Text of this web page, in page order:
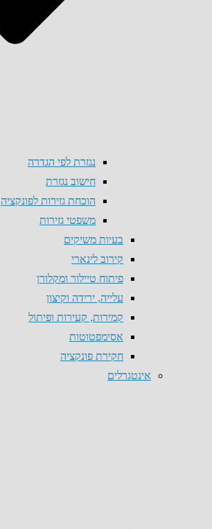
נגזרת לפי הגדרה
חישוב נגזרת
הוכחת גזירות לפונקציה
משפטי גזירות
בעיות משיקים
קירוב לינארי
פיתוח טיילור ומקלורן
עלייה, ירידה וקיצון
קמירות, קעירות ופיתול
אסימפטוטות
חקירת פונקציה
אינטגרלים